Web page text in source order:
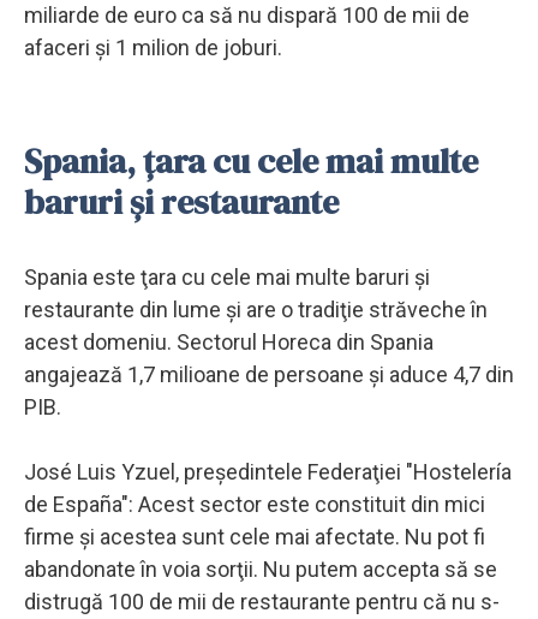
miliarde de euro ca să nu dispară 100 de mii de
afaceri şi 1 milion de joburi.
Spania, țara cu cele mai multe
baruri și restaurante
Spania este ţara cu cele mai multe baruri şi
restaurante din lume şi are o tradiţie străveche în
acest domeniu. Sectorul Horeca din Spania
angajează 1,7 milioane de persoane şi aduce 4,7 din
PIB.
José Luis Yzuel, preşedintele Federaţiei "Hostelería
de España": Acest sector este constituit din mici
firme şi acestea sunt cele mai afectate. Nu pot fi
abandonate în voia sorţii. Nu putem accepta să se
distrugă 100 de mii de restaurante pentru că nu s-